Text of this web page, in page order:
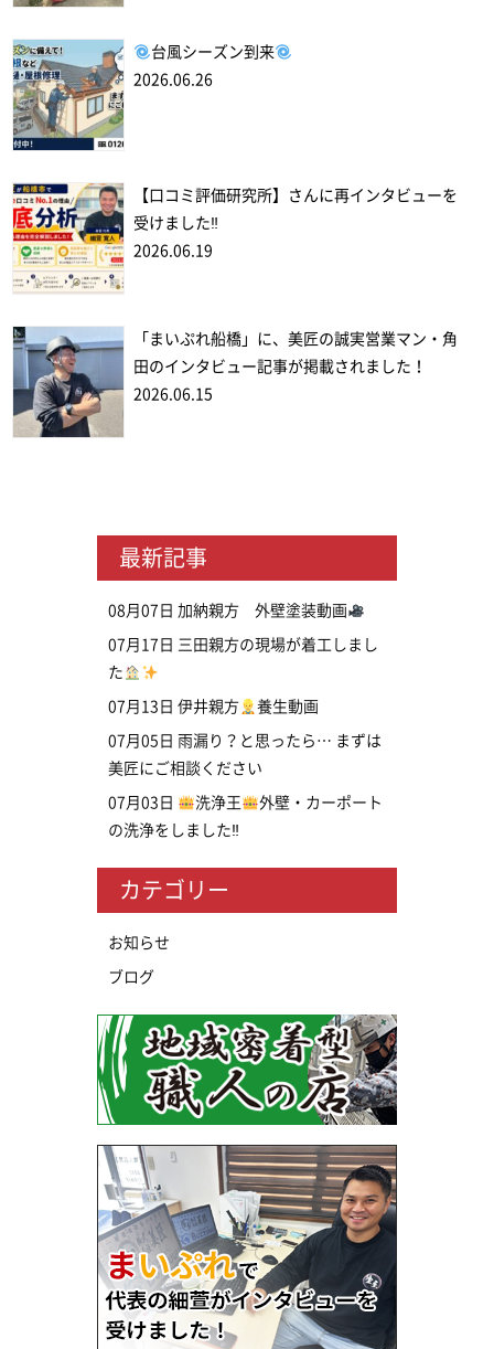
台風シーズン到来
2026.06.26
【口コミ評価研究所】さんに再インタビューを
受けました‼
2026.06.19
「まいぷれ船橋」に、美匠の誠実営業マン・角
田のインタビュー記事が掲載されました！
2026.06.15
最新記事
08月07日 加納親方 外壁塗装動画
07月17日 三田親方の現場が着工しまし
た
07月13日 伊井親方 養生動画
07月05日 雨漏り？と思ったら… まずは
美匠にご相談ください
07月03日 洗浄王
外壁・カーポート
の洗浄をしました‼
カテゴリー
お知らせ
ブログ